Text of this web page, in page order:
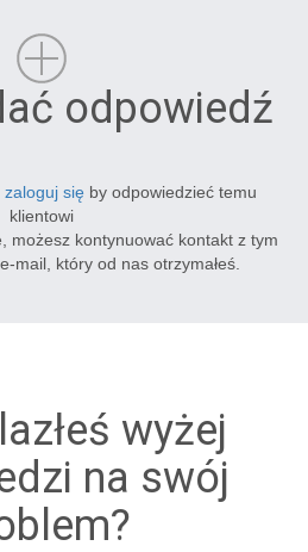
odpowiedź
zaloguj się by odpowiedzieć temu
klientowi
możesz kontynuować kontakt z tym
mail, który od nas otrzymałeś.
wyżej
na swój